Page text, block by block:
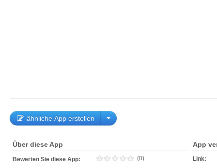
ähnliche App erstellen
Über diese App
Bewerten Sie diese App: (0)
App
Link: